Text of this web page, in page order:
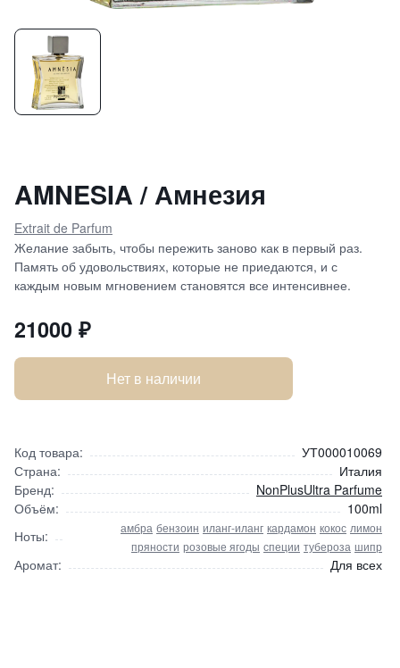
AMNESIA / Амнезия
Extrait de Parfum
Желание забыть, чтобы пережить заново как в первый раз.
Память об удовольствиях, которые не приедаются, и с
каждым новым мгновением становятся все интенсивнее.
21000 ₽
Нет в наличии
Код товара:
УТ000010069
Страна:
Италия
Бренд:
NonPlusUltra Parfume
Объём:
100ml
Ноты:
амбра бензоин иланг-иланг кардамон кокос лимон
пряности розовые ягоды специи тубероза шипр
Аромат: Для всех